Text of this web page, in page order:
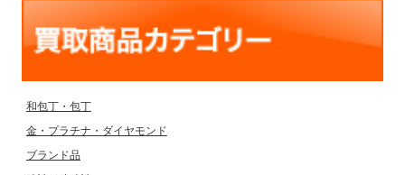
和包丁・包丁
金・プラチナ・ダイヤモンド
ブランド品